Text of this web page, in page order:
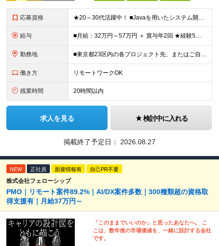
応募資格 ★20～30代活躍中！ ■Javaを用いたシステム開発経験（2年以上） ■Git/GitHub等を用いたチーム開発経験 ■学歴不問 ★何らかの「業務系アプリケーション」の開発経験がある方が スムー
給与 ■月給：32万円～57万円 ＋ 賞与年2回 ★経験5年以上・リーダーレベルの方であれば、 月給50万円以上でのスタートも想定しています！ ※予定年収：450万円～800万円 ※経験・スキルを最大
勤務地 ■東京都23区内の各プロジェクト先、またはご自宅でのハイブリッド勤務 【本社】 東京都港区西新橋1-18-6 クロスオフィス内幸町 13階 基本的に顧客常駐先での勤務となります。 ■一部完全在宅
働き方 リモートワークOK
残業時間 20時間以内
求人を見る 検討中に入れる
掲載終了予定日： 2026.08.27
NEW 正社員 面接情報有 自己PR不要
株式会社フェローシップ
PMO｜リモート案件89.2%｜AI/DX案件多数｜300種類超の資格取
得支援有｜月給37万円～
「このままでいいのか」と思ったあなたへ。 こ
こは、数年後の市場価値を、一緒に設計する会社
です。